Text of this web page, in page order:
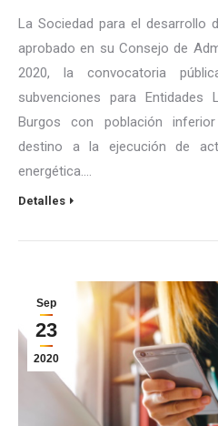
La Sociedad para el desarrollo
aprobado en su Consejo de
2020, la convocatoria
subvenciones para
Burgos con población
destino a la ejecución de
energética.…
Detalles
Sep
23
2020